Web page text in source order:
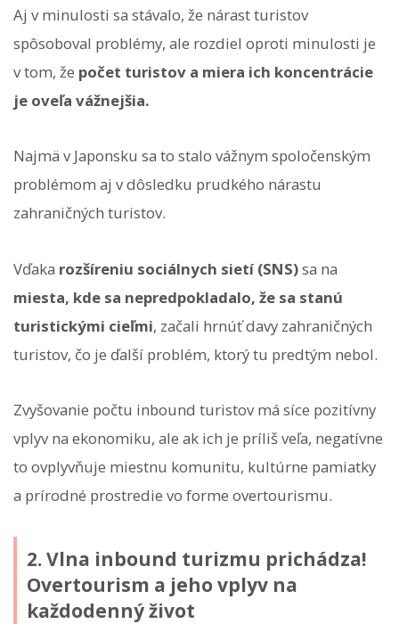
Aj v minulosti sa stávalo, že nárast turistov
spôsoboval problémy, ale rozdiel oproti minulosti je
v tom, že počet turistov a miera ich koncentrácie
je oveľa vážnejšia.
Najmä v Japonsku sa to stalo vážnym spoločenským
problémom aj v dôsledku prudkého nárastu
zahraničných turistov.
Vďaka rozšíreniu sociálnych sietí (SNS)sa na
miesta, kde sa nepredpokladalo, že sa stanú
turistickými cieľmi, začali hrnúť davy zahraničných
turistov, čo je ďalší problém, ktorý tu predtým nebol.
Zvyšovanie počtu inbound turistov má síce pozitívny
vplyv na ekonomiku, ale ak ich je príliš veľa, negatívne
to ovplyvňuje miestnu komunitu, kultúrne pamiatky
a prírodné prostredie vo forme overtourismu.
2. Vlna inbound turizmu prichádza!
Overtourism a jeho vplyv na
každodenný život